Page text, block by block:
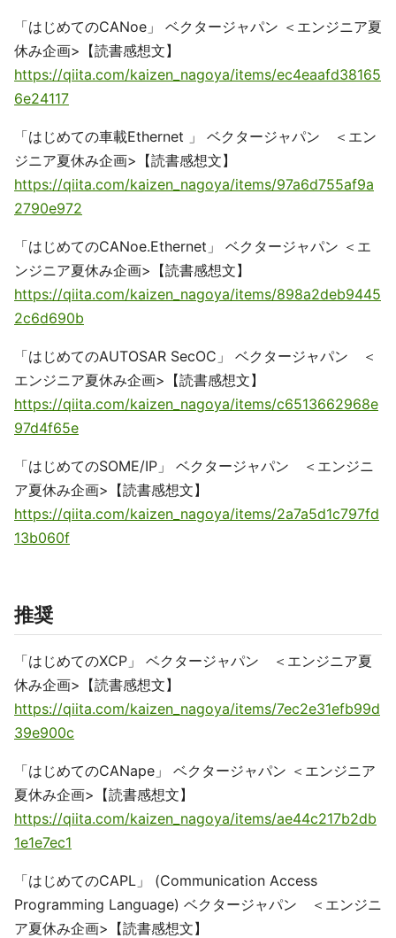
「はじめてのCANoe」 ベクタージャパン ＜エンジニア夏
休み企画>【読書感想文】
https://qiita.com/kaizen_nagoya/items/ec4eaafd38165
6e24117
「はじめての車載Ethernet 」 ベクタージャパン ＜エン
ジニア夏休み企画>【読書感想文】
https://qiita.com/kaizen_nagoya/items/97a6d755af9a
2790e972
「はじめてのCANoe.Ethernet」 ベクタージャパン ＜エ
ンジニア夏休み企画>【読書感想文】
https://qiita.com/kaizen_nagoya/items/898a2deb9445
2c6d690b
「はじめてのAUTOSAR SecOC」 ベクタージャパン ＜
エンジニア夏休み企画>【読書感想文】
https://qiita.com/kaizen_nagoya/items/c6513662968e
97d4f65e
「はじめてのSOME/IP」 ベクタージャパン ＜エンジニ
ア夏休み企画>【読書感想文】
https://qiita.com/kaizen_nagoya/items/2a7a5d1c797fd
13b060f
推奨
「はじめてのXCP」 ベクタージャパン ＜エンジニア夏
休み企画>【読書感想文】
https://qiita.com/kaizen_nagoya/items/7ec2e31efb99d
39e900c
「はじめてのCANape」 ベクタージャパン ＜エンジニア
夏休み企画>【読書感想文】
https://qiita.com/kaizen_nagoya/items/ae44c217b2db
1e1e7ec1
「はじめてのCAPL」 (Communication Access
Programming Language) ベクタージャパン ＜エンジニ
ア夏休み企画>【読書感想文】